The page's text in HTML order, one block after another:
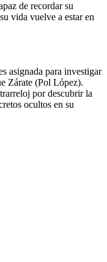
de recordar su
vida vuelve a estar en
asignada para investigar
Zárate (Pol López).
por descubrir la
ocultos en su